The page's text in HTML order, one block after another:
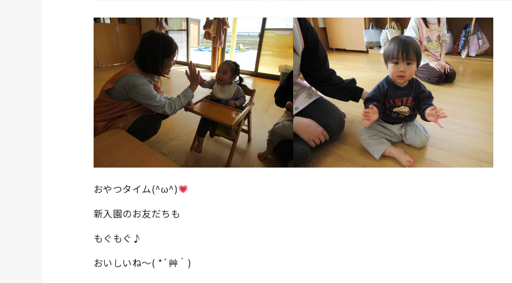
おやつタイム(^ω^)
新入園のお友だちも
もぐもぐ♪
おいしいね～( *´艸｀)